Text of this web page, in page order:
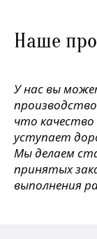
Наше
У нас вы
что
уступает
Мы делаем
принятых
выполнения